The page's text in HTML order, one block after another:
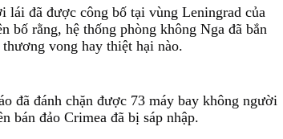
đã được công bố tại vùng Leningrad của
bố rằng, hệ thống phòng không Nga đã bắn
vong hay thiệt hại nào.
đã đánh chặn được 73 máy bay không người
bán đảo Crimea đã bị sáp nhập.